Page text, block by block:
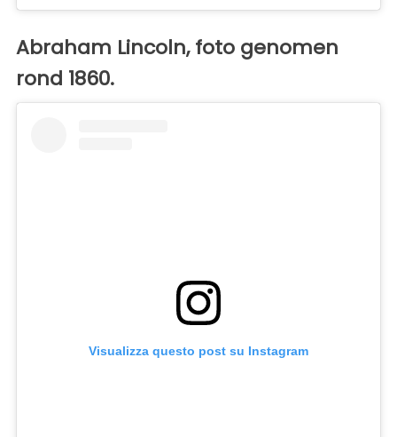
Abraham Lincoln, foto genomen
rond 1860.
Visualizza questo post su Instagram